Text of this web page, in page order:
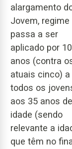
alargamento
Jovem, regime
passa a ser
aplicado por 10
anos (contra
atuais cinco) a
todos os
aos 35 anos de
idade (sendo
relevante a
que têm no